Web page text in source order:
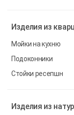
Изделия из
Мойки на кухню
Подоконники
Стойки ресепшн
Изделия из